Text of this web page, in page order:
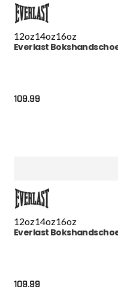
12oz14oz16oz
Everlast
109.99
12oz14oz16oz
Everlast
109.99